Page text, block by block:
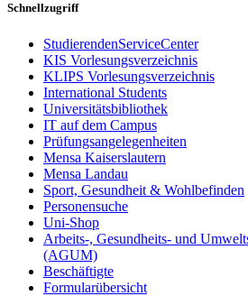
Schnellzugriff
StudierendenServiceCenter
KIS Vorlesungsverzeichnis
KLIPS Vorlesungsverzeichnis
International Students
Universitätsbibliothek
IT auf dem Campus
Prüfungsangelegenheiten
Mensa Kaiserslautern
Mensa Landau
Sport, Gesundheit & Wohlbefinden
Personensuche
Uni-Shop
Arbeits-, Gesundheits- und
(AGUM)
Beschäftigte
Formularübersicht